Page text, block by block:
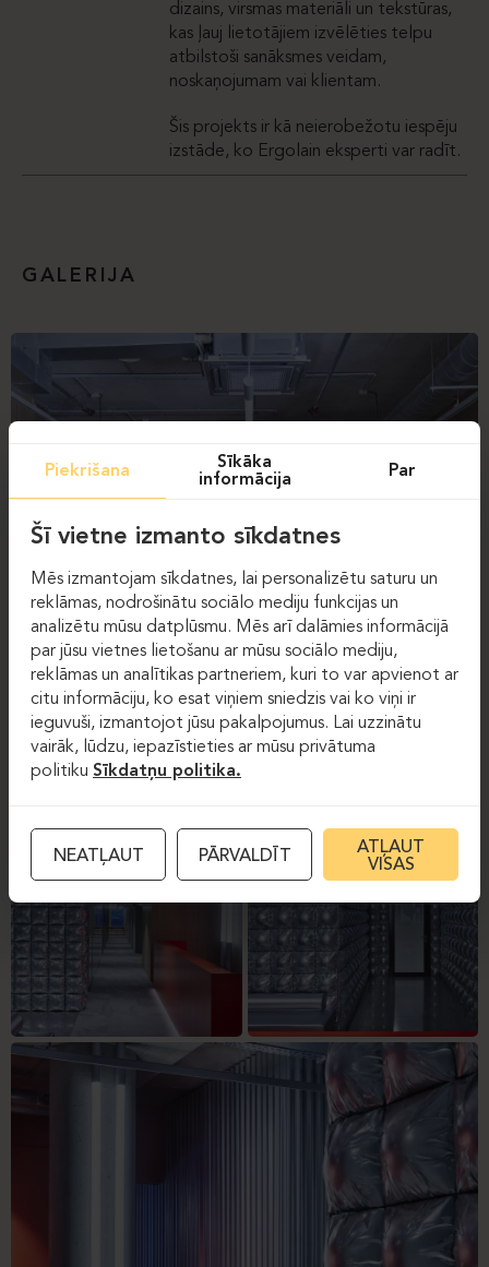
dizains, virsmas materiāli un tekstūras,
kas ļauj lietotājiem izvēlēties telpu
atbilstoši sanāksmes veidam,
noskaņojumam vai klientam.
Šis projekts ir kā neierobežotu iespēju
izstāde, ko Ergolain eksperti var radīt.
GALERIJA
Piekrišana
Sīkāka
informācija
Par
Šī vietne izmanto sīkdatnes
Mēs izmantojam sīkdatnes, lai personalizētu saturu un
reklāmas, nodrošinātu sociālo mediju funkcijas un
analizētu mūsu datplūsmu. Mēs arī dalāmies informācijā
par jūsu vietnes lietošanu ar mūsu sociālo mediju,
reklāmas un analītikas partneriem, kuri to var apvienot ar
citu informāciju, ko esat viņiem sniedzis vai ko viņi ir
ieguvuši, izmantojot jūsu pakalpojumus. Lai uzzinātu
vairāk, lūdzu, iepazīstieties ar mūsu privātuma
politiku Sīkdatņu politika.
NEATĻAUT PĀRVALDĪT
ATĻAUT
VISAS